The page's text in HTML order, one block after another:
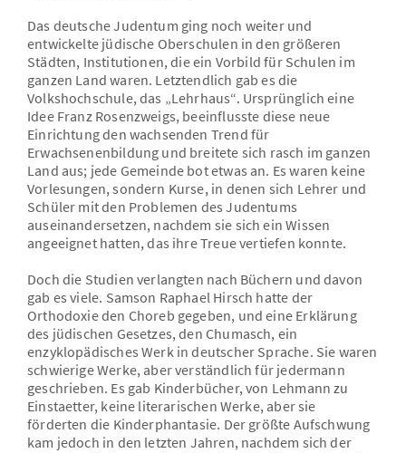
Das deutsche Judentum ging noch weiter und
entwickelte jüdische Oberschulen in den größeren
Städten, Institutionen, die ein Vorbild für Schulen im
ganzen Land waren. Letztendlich gab es die
Volkshochschule, das „Lehrhaus“. Ursprünglich eine
Idee Franz Rosenzweigs, beeinflusste diese neue
Einrichtung den wachsenden Trend für
Erwachsenenbildung und breitete sich rasch im ganzen
Land aus; jede Gemeinde bot etwas an. Es waren keine
Vorlesungen, sondern Kurse, in denen sich Lehrer und
Schüler mit den Problemen des Judentums
auseinandersetzen, nachdem sie sich ein Wissen
angeeignet hatten, das ihre Treue vertiefen konnte.
Doch die Studien verlangten nach Büchern und davon
gab es viele. Samson Raphael Hirsch hatte der
Orthodoxie den Choreb gegeben, und eine Erklärung
des jüdischen Gesetzes, den Chumasch, ein
enzyklopädisches Werk in deutscher Sprache. Sie waren
schwierige Werke, aber verständlich für jedermann
geschrieben. Es gab Kinderbücher, von Lehmann zu
Einstaetter, keine literarischen Werke, aber sie
förderten die Kinderphantasie. Der größte Aufschwung
kam jedoch in den letzten Jahren, nachdem sich der